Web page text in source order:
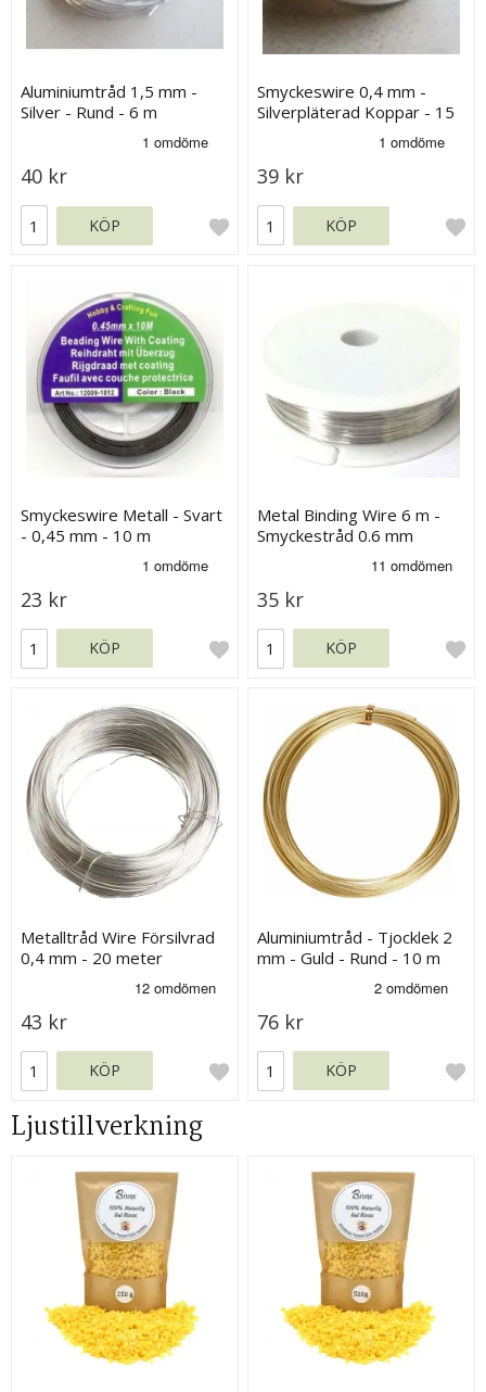
Aluminiumtråd 1,5 mm -
Silver - Rund - 6 m
40 kr
KÖP
Smyckeswire 0,4 mm -
Silverpläterad Koppar - 15
39 kr
KÖP
Smyckeswire Metall - Svart
- 0,45 mm - 10 m
23 kr
KÖP
Metal Binding Wire 6 m -
Smyckestråd 0.6 mm
35 kr
KÖP
Metalltråd Wire Försilvrad
0,4 mm - 20 meter
43 kr
KÖP
Aluminiumtråd - Tjocklek 2
mm - Guld - Rund - 10 m
76 kr
KÖP
Ljustillverkning